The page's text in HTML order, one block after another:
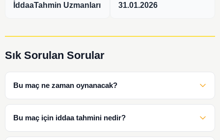
İddaaTahmin Uzmanları 31.01.2026
Sık Sorulan Sorular
Bu maç ne zaman oynanacak?
Bu maç için iddaa tahmini nedir?